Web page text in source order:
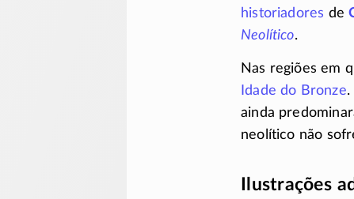
historiadores de
Neolítico.
Nas regiões em
Idade do Bronze.
ainda
neolítico não
Ilustrações